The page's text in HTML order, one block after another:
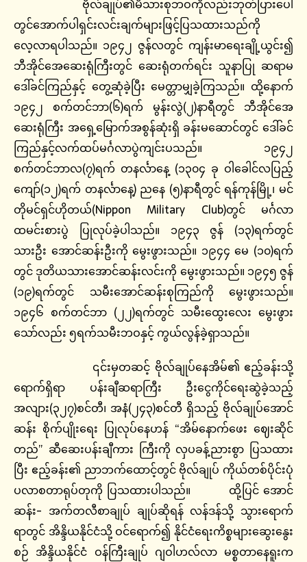
ဗိုလ်ချုပ်၏မိသားစုဘဝကိုလည်းဘုတ်ပြားပေါ်
တွင်အောက်ပါရှင်းလင်းချက်များဖြင့်ပြသထားသည်ကို
လေ့လာရပါသည်။ ၁၉၄၂ ဇွန်လတွင် ကျန်းမာရေးချို့ယွင်း၍
ဘီအိုင်အေဆေးရုံကြီးတွင် ဆေးရုံတက်ရင်း သူနာပြု ဆရာမ
ဒေါ်ခင်ကြည်နှင့် တွေ့ဆုံခဲ့ပြီး မေတ္တာမျှခဲ့ကြသည်။ ထို့နောက်
၁၉၄၂ စက်တင်ဘာ(၆)ရက် မွန်းလွဲ(၂)နာရီတွင် ဘီအိုင်အေ
ဆေးရုံကြီး အရှေ့မြောက်အစွန်ဆုံးရှိ ခန်းမဆောင်တွင် ဒေါ်ခင်
ကြည်နှင့်လက်ထပ်မင်္ဂလာပွဲကျင်းပသည်။ ၁၉၄၂
စက်တင်ဘာလ(၇)ရက် တနင်္လာနေ့ (၁၃၀၄ ခု ဝါခေါင်လပြည့်
ကျော်(၁၂)ရက် တနင်္လာနေ့) ညနေ (၅)နာရီတွင် ရန်ကုန်မြို့၊ မင်
တိုမင်ရှင်ဟိုတယ်(Nippon Military Club)တွင် မင်္ဂလာ
ထမင်းစားပွဲ ပြုလုပ်ခဲ့ပါသည်။ ၁၉၄၃ ဇွန် (၁၃)ရက်တွင်
သားဦး အောင်ဆန်းဦးကို မွေးဖွားသည်။ ၁၉၄၄ မေ (၁၀)ရက်
တွင် ဒုတိယသားအောင်ဆန်းလင်းကို မွေးဖွားသည်။ ၁၉၄၅ ဇွန်
(၁၉)ရက်တွင် သမီးအောင်ဆန်းစုကြည်ကို မွေးဖွားသည်။
၁၉၄၆ စက်တင်ဘာ (၂၂)ရက်တွင် သမီးထွေးလေး မွေးဖွား
သော်လည်း ၅ရက်သမီးဘဝနှင့် ကွယ်လွန်ခဲ့ရှာသည်။
၎င်းမှတဆင့် ဗိုလ်ချုပ်နေအိမ်၏ ဧည့်ခန်းသို့
ရောက်ရှိရာ ပန်းချီဆရာကြီး ဦးငွေကိုင်ရေးဆွဲခဲ့သည့်
အလျား(၃၂၇)စင်တီ၊ အနံ(၂၄၃)စင်တီ ရှိသည့် ဗိုလ်ချုပ်အောင်
ဆန်း စိုက်ပျိုးရေး ပြုလုပ်နေဟန် “အိမ်နောက်ဖေး ဈေးဆိုင်
တည်” ဆီဆေးပန်းချီကား ကြီးကို လှပခန့်ညားစွာ ပြသထား
ပြီး ဧည့်ခန်း၏ ညာဘက်ထောင့်တွင် ဗိုလ်ချုပ် ကိုယ်တစ်ပိုင်းပုံ
ပလာစတာရုပ်တုကို ပြသထားပါသည်။ ထို့ပြင် အောင်
ဆန်း- အက်တလီစာချုပ် ချုပ်ဆိုရန် လန်ဒန်သို့ သွားရောက်
ရာတွင် အိန္ဒိယနိုင်ငံသို့ ဝင်ရောက်၍ နိုင်ငံရေးကိစ္စများဆွေးနွေး
စဉ် အိန္ဒိယနိုင်ငံ ဝန်ကြီးချုပ် ဂျဝါဟလ်လာ မစ္စတာနေရူးက